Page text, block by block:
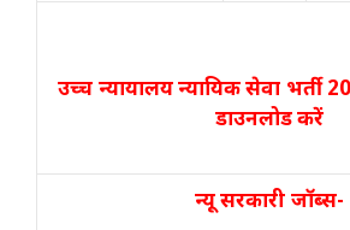
उच्च न्यायालय न्यायिक सेवा भर्ती
डाउनलोड करें
न्यू सरकारी जॉब्स-